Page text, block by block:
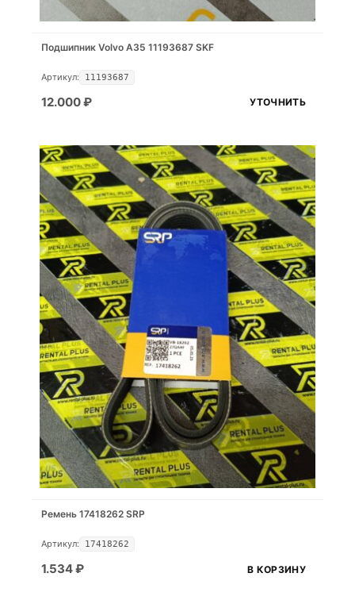
Подшипник Volvo A35 11193687 SKF
Артикул: 11193687
12.000₽ УТОЧНИТЬ
Ремень 17418262 SRP
Артикул: 17418262
1.534₽ В КОРЗИНУ